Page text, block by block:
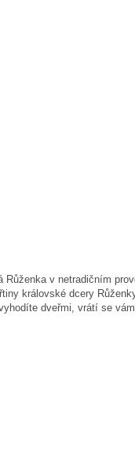
v netradičním
královské dcery
dveřmi, vrátí se